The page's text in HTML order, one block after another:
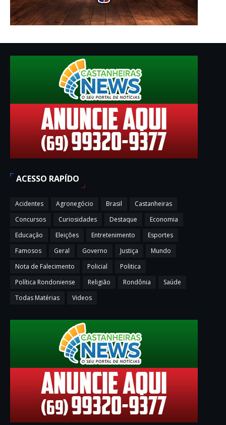
ACESSO RAPÍDO
Acidentes Agronegócio Brasil
Castanheiras
Concursos
Curiosidades Destaque
Economia
Educação
Eleições Entretenimento
Esportes
Famosos
Geral Governo Justiça
Mundo
Nota de Falecimento
Policial
Politica
Política Rondoniense
Religião Rondônia
Saúde
Todas Matérias
Videos